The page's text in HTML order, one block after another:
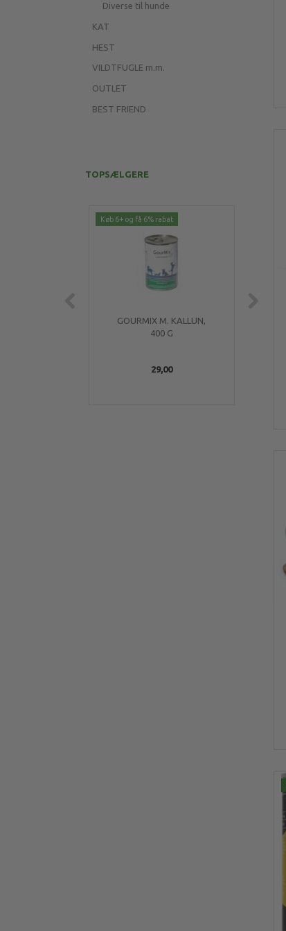
Diverse til hunde
KAT
HEST
VILDTFUGLE m.m.
OUTLET
BEST FRIEND
TOPSÆLGERE
Køb 6+ og få 6% rabat
GOURMIX M. KALLUN,
400 G
29,00